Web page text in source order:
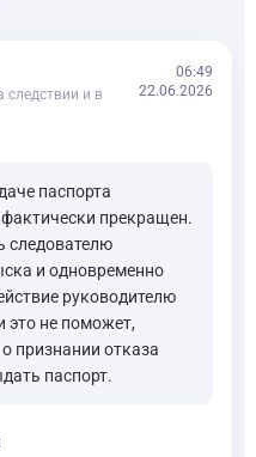
следствии и в
06:49
22.06.2026
паспорта
прекращен.
следователю
и одновременно
руководителю
это не поможет,
признании отказа
паспорт.